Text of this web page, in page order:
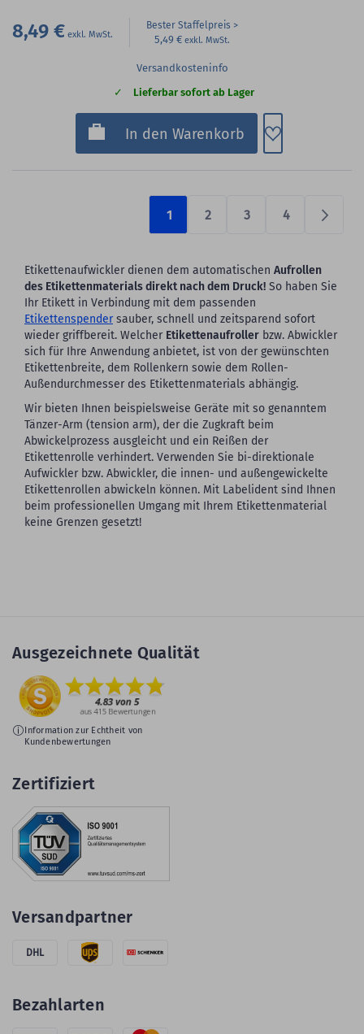
8,49 € Bester Staffelpreis
5,49 €
Versandkosteninfo
Lieferbar sofort ab Lager
In den Warenkorb Zum
1 2 3 4
Etikettenaufwickler dienen dem automatischen Aufrollen
des Etikettenmaterials direkt nach dem Druck! So haben Sie
Ihr Etikett in Verbindung mit dem passenden
Etikettenspendersauber, schnell und zeitsparend sofort
wieder griffbereit. Welcher Etikettenaufroller bzw. Abwickler
sich für Ihre Anwendung anbietet, ist von der gewünschten
Etikettenbreite, dem Rollenkern sowie dem Rollen-
Außendurchmesser des Etikettenmaterials abhängig.
Wir bieten Ihnen beispielsweise Geräte mit so genanntem
Tänzer-Arm (tension arm), der die Zugkraft beim
Abwickelprozess ausgleicht und ein Reißen der
Etikettenrolle verhindert. Verwenden Sie bi-direktionale
Aufwickler bzw. Abwickler, die innen- und außengewickelte
Etikettenrollen abwickeln können. Mit Labelident sind Ihnen
beim professionellen Umgang mit Ihrem Etikettenmaterial
keine Grenzen gesetzt!
Ausgezeichnete Qualität
Information zur Echtheit von
Kundenbewertungen
Zertifiziert
Versandpartner
DHL
Bezahlarten